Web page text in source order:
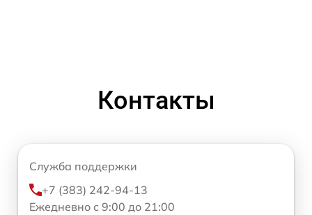
Контакты
Служба поддержки
+7 (383) 242-94-13
Ежедневно с 9:00 до 21:00